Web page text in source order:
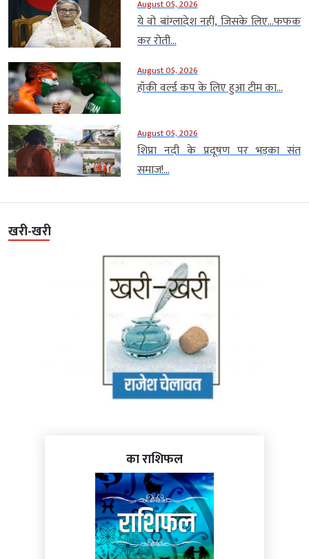
August 05, 2026
ये वो बांग्लादेश नहीं, जिसके लिए…फफक
कर रोती...
August 05, 2026
हॉकी वर्ल्ड कप के लिए हुआ टीम का...
August 05, 2026
शिप्रा नदी के प्रदूषण पर भड़का संत
समाज!...
खरी-खरी
का राशिफल